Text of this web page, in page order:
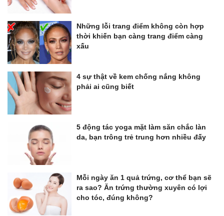
Những lỗi trang điểm không còn hợp
thời khiến bạn càng trang điểm càng
xấu
4 sự thật về kem chống nắng không
phải ai cũng biết
5 động tác yoga mặt làm săn chắc làn
da, bạn trông trẻ trung hơn nhiều đấy
Mỗi ngày ăn 1 quả trứng, cơ thể bạn sẽ
ra sao? Ăn trứng thường xuyên có lợi
cho tóc, đúng không?